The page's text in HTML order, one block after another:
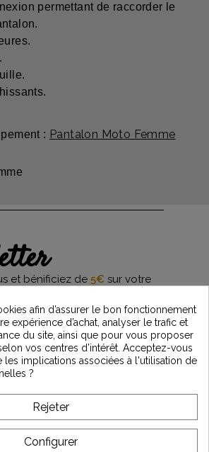
permettant de raccorder le
: Pantalon Moto Femme
et bénificiez de 5€ sur votre
des dernières nouveautés
abonnant à notre newsletter, vous reconnaissez avoir pris
DE VINTAGE
afin d’assurer le bon fonctionnement
expérience d’achat, analyser le trafic et
du site, ainsi que pour vous proposer
vos centres d’intérêt. Acceptez-vous
les implications associées à l'utilisation de
?
Rejeter
Configurer